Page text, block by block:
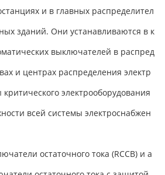
и в главных распределител
зданий. Они устанавливаются в к
выключателей в распред
и центрах распределения электр
электрооборудования
всей системы электроснабжен
остаточного тока (RCCB) и а